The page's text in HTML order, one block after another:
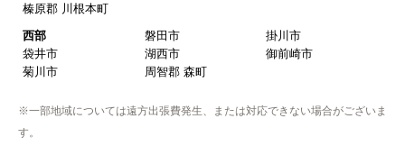
榛原郡 川根本町
西部
磐田市
掛川市
袋井市
湖西市
御前崎市
菊川市
周智郡 森町
※一部地域については遠方出張費発生、または対応できない場合がございま
す。